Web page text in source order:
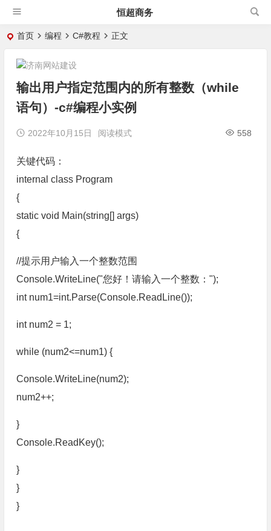
恒超商务
首页 编程 C#教程 正文
输出用户指定范围内的所有整数（while
语句）-c#编程小实例
2022年10月15日 558
阅读模式
关键代码：
internal class Program
{
static void Main(string[] args)
{
//提示用户输入一个整数范围
Console.WriteLine("您好！请输入一个整数：");
int num1=int.Parse(Console.ReadLine());
int num2 = 1;
while (num2<=num1) {
Console.WriteLine(num2);
num2++;
}
Console.ReadKey();
}
}
}